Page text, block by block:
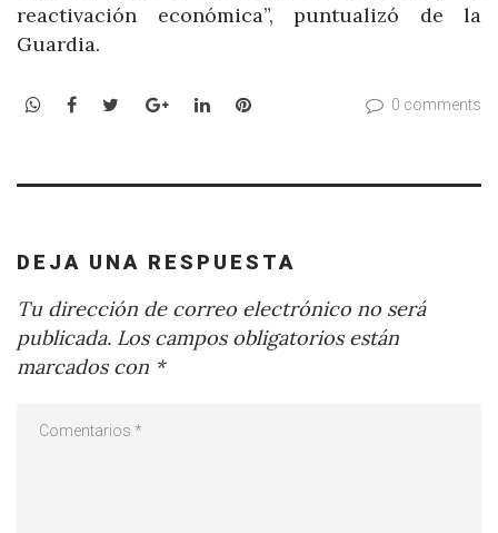
reactivación económica”, puntualizó de la
Guardia.
WhatsApp
Facebook
TwitterGoogle+LinkedInPinterest 0 comments
DEJA UNA RESPUESTA
Tu dirección de correo electrónico no será
publicada. Los campos obligatorios están
marcados con *